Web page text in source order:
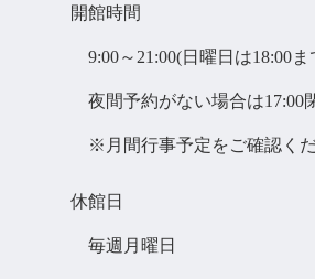
開館時間
9:00～21:00(日曜日は18:00ま
夜間予約がない場合は17:00
※月間行事予定をご確認く
休館日
毎週月曜日